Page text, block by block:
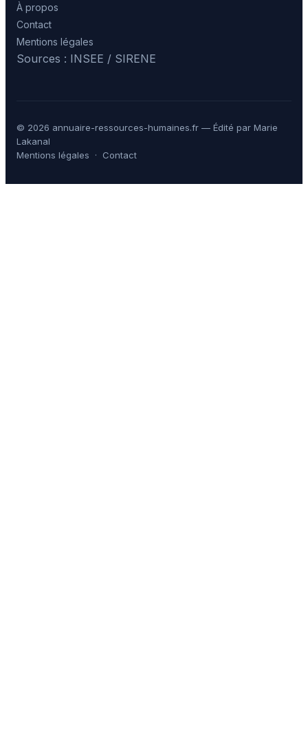
À propos
Contact
Mentions légales
Sources : INSEE / SIRENE
© 2026 annuaire-ressources-humaines.fr — Édité par Marie
Lakanal
Mentions légales · Contact